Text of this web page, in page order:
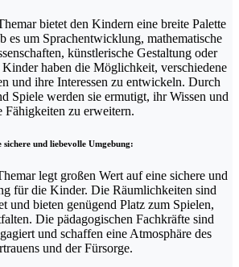
bietet den Kindern eine breite Palette
es um Sprachentwicklung, mathematische
künstlerische Gestaltung oder
haben die Möglichkeit, verschiedene
und ihre Interessen zu entwickeln. Durch
Spiele werden sie ermutigt, ihr Wissen und
Fähigkeiten zu erweitern.
sichere und liebevolle Umgebung:
legt großen Wert auf eine sichere und
für die Kinder. Die Räumlichkeiten sind
und bieten genügend Platz zum Spielen,
Die pädagogischen Fachkräfte sind
und schaffen eine Atmosphäre des
und der Fürsorge.